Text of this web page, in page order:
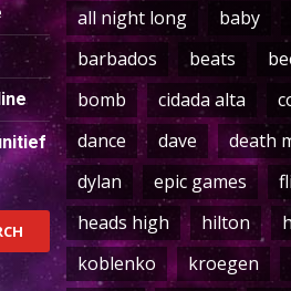
all night long
baby
barbados
beats
bomb
cidada alta
dance
dave death
dylan
epic games
heads high
hilton
koblenko
kroegen